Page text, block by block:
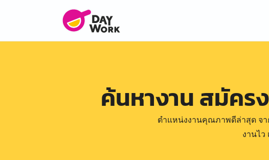
ค้นหางาน สมัคร
ตำแหน่งงานคุณภาพดีล่าสุด จ
งานไว